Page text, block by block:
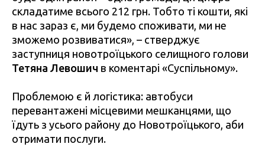
складатиме всього 212 грн. Тобто ті кошти, які
в нас зараз є, ми будемо споживати, ми не
зможемо розвиватися», – стверджує
заступниця новотроїцького селищного голови
Тетяна Левошич в коментарі «Суспільному».
Проблемою є й логістика: автобуси
перевантажені місцевими мешканцями, що
їдуть з усього району до Новотроїцького, аби
отримати послуги.